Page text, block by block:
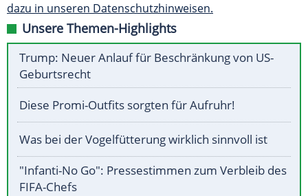
dazu in unseren Datenschutzhinweisen.
Unsere Themen-Highlights
Trump: Neuer Anlauf für Beschränkung von US-
Geburtsrecht
Diese Promi-Outfits sorgten für Aufruhr!
Was bei der Vogelfütterung wirklich sinnvoll ist
"Infanti-No Go": Pressestimmen zum Verbleib des
FIFA-Chefs